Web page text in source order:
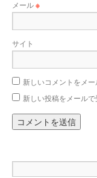
メール※
サイト
新しいコメントをメ
新しい投稿をメール